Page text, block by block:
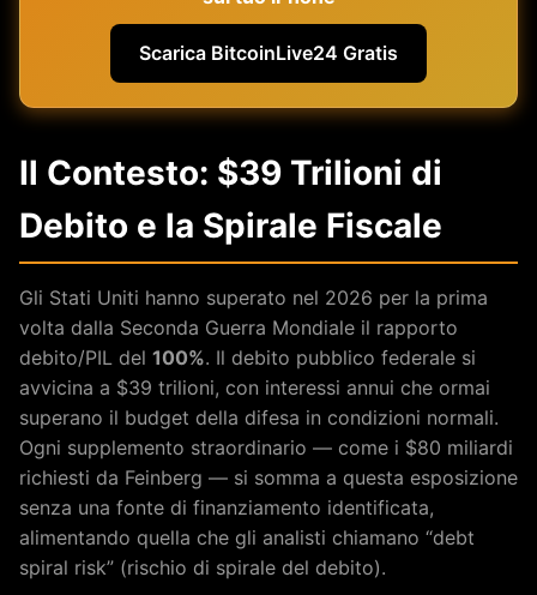
Scarica BitcoinLive24 Gratis
Il Contesto: $39 Trilioni di
Debito e la Spirale Fiscale
Gli Stati Uniti hanno superato nel 2026 per la prima
volta dalla Seconda Guerra Mondiale il rapporto
debito/PIL del 100%. Il debito pubblico federale si
avvicina a $39 trilioni, con interessi annui che ormai
superano il budget della difesa in condizioni normali.
Ogni supplemento straordinario — come i $80 miliardi
richiesti da Feinberg — si somma a questa esposizione
senza una fonte di finanziamento identificata,
alimentando quella che gli analisti chiamano “debt
spiral risk” (rischio di spirale del debito).